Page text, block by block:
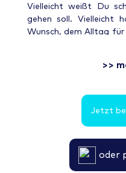
Vielleicht weißt Du
gehen soll. Vielleicht
Wunsch, dem Alltag
🤍 Genau dabei
plane Deine Reise so
mich selbst buchen.
Ob Familienurlaub,
Rundreise oder ein
>>
Jetzt
oder